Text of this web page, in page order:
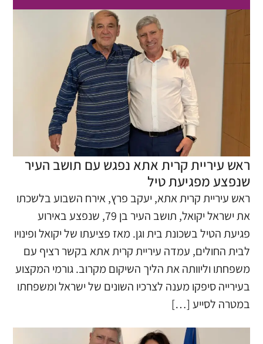
ראש עיריית קרית אתא נפגש עם תושב העיר
שנפצע מפגיעת טיל
​ראש עיריית קרית אתא, יעקב פרץ, אירח השבוע בלשכתו
את ישראל יקואל, תושב העיר בן 79, שנפצע באירוע
פגיעת הטיל בשכונת בית וגן. ​מאז פציעתו של יקואל ופינויו
לבית החולים, עמדה עיריית קרית אתא בקשר רציף עם
משפחתו וליוותה את הליך השיקום מקרוב. גורמי המקצוע
בעירייה סיפקו מענה לצרכיו השונים של ישראל ומשפחתו
במטרה לסייע […]